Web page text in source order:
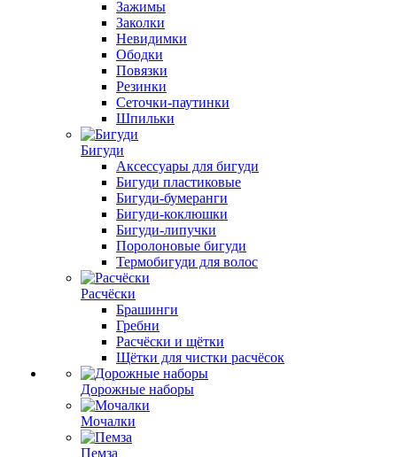
Зажимы
Заколки
Невидимки
Ободки
Повязки
Резинки
Сеточки-паутинки
Шпильки
Бигуди
Аксессуары для бигуди
Бигуди пластиковые
Бигуди-бумеранги
Бигуди-коклюшки
Бигуди-липучки
Поролоновые бигуди
Термобигуди для волос
Расчёски
Брашинги
Гребни
Расчёски и щётки
Щётки для чистки расчёсок
Дорожные наборы
Мочалки
Пемза